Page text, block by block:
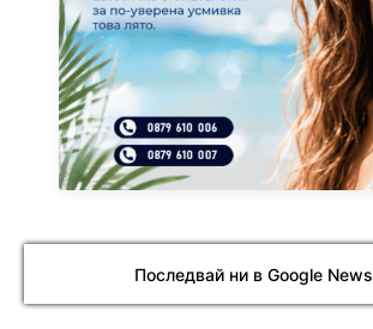
Последвай ни в Google News